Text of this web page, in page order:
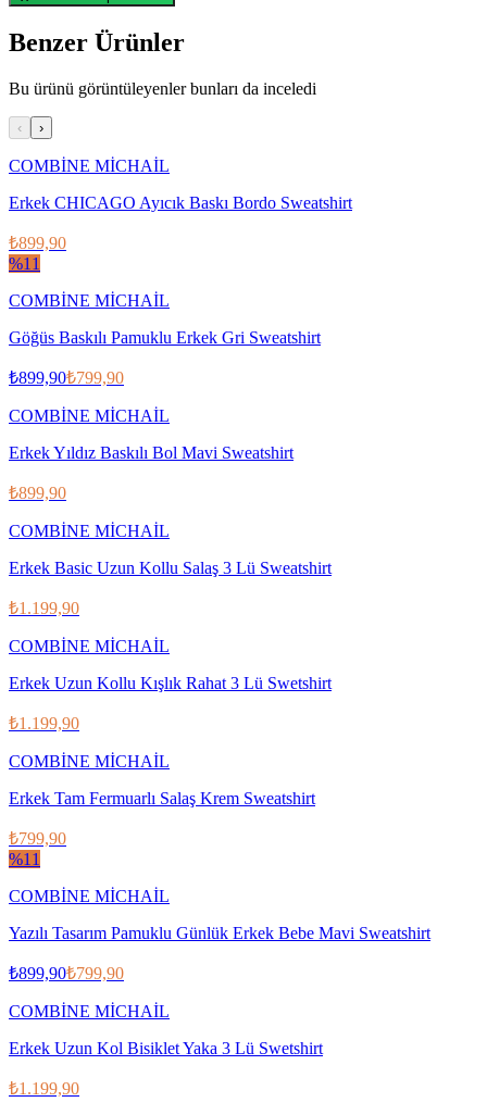
Benzer Ürünler
Bu ürünü görüntüleyenler bunları da inceledi
‹ ›
COMBİNE MİCHAİL
Erkek CHICAGO Ayıcık Baskı Bordo Sweatshirt
₺899,90
%11
COMBİNE MİCHAİL
Göğüs Baskılı Pamuklu Erkek Gri Sweatshirt
₺899,90₺799,90
COMBİNE MİCHAİL
Erkek Yıldız Baskılı Bol Mavi Sweatshirt
₺899,90
COMBİNE MİCHAİL
Erkek Basic Uzun Kollu Salaş 3 Lü Sweatshirt
₺1.199,90
COMBİNE MİCHAİL
Erkek Uzun Kollu Kışlık Rahat 3 Lü Swetshirt
₺1.199,90
COMBİNE MİCHAİL
Erkek Tam Fermuarlı Salaş Krem Sweatshirt
₺799,90
%11
COMBİNE MİCHAİL
Yazılı Tasarım Pamuklu Günlük Erkek Bebe Mavi Sweatshirt
₺899,90₺799,90
COMBİNE MİCHAİL
Erkek Uzun Kol Bisiklet Yaka 3 Lü Swetshirt
₺1.199,90